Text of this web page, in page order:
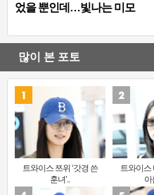
었을 뿐인데…빛나는 미모
많이 본 포토
트와이스 쯔위 ‘갓경 쓴
훈녀’..
트와이스
아